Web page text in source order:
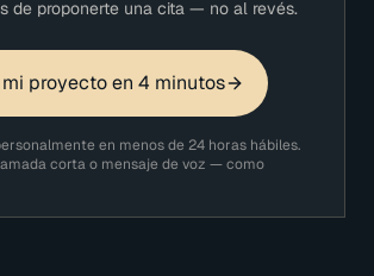
de proponerte una cita — no al revés.
proyecto en 4 minutos
en menos de 24 horas hábiles.
corta o mensaje de voz — como